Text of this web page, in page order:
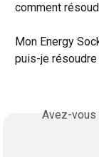
comment
Mon Energy
puis-je
Avez-vous